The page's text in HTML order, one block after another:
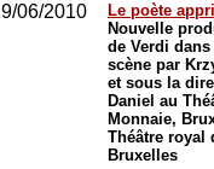
06/2010
Le poète
Nouvelle
de Verdi
scène par
et sous la
Daniel au
Monnaie,
Théâtre royal
Bruxelles